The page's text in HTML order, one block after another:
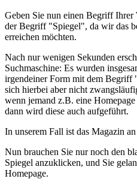
Geben Sie nun einen Begriff Ihrer
der Begriff "Spiegel", da wir das
erreichen möchten.
Nach nur wenigen Sekunden
Suchmaschine: Es wurden
irgendeiner Form mit dem Begriff
sich hierbei aber nicht
wenn jemand z.B. eine
dann wird diese auch aufgeführt.
In unserem Fall ist das Magazin
Nun brauchen Sie nur noch den
Spiegel anzuklicken, und Sie
Homepage.